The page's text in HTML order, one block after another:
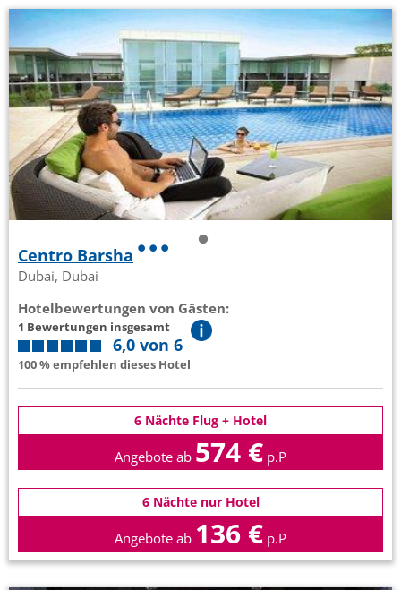
Centro Barsha
Dubai, Dubai
Hotelbewertungen von Gästen:
1 Bewertungen insgesamt
6,0 von 6
100 % empfehlen dieses Hotel
6 Nächte Flug + Hotel
Angebote ab 574 € p.P
6 Nächte nur Hotel
Angebote ab 136 € p.P